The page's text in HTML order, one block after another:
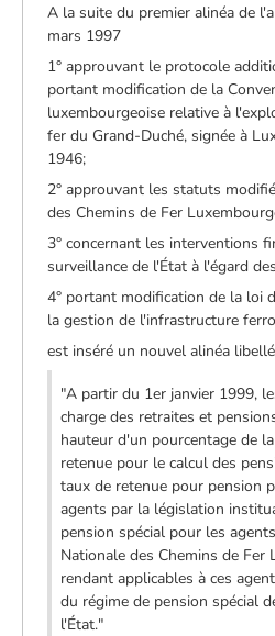
A la suite du premier alinéa de
mars 1997
1° approuvant le protocole
portant modification de la
luxembourgeoise relative à
fer du Grand-Duché, signée à
1946;
2° approuvant les statuts
des Chemins de Fer
3° concernant les interventions
surveillance de l'État à l'égard
4° portant modification de la loi
la gestion de l'infrastructure
est inséré un nouvel alinéa
"A partir du 1er janvier 1999,
charge des retraites et
hauteur d'un pourcentage de
retenue pour le calcul des
taux de retenue pour pension
agents par la législation
pension spécial pour les
Nationale des Chemins de Fer
rendant applicables à ces
du régime de pension spécial
l'État."